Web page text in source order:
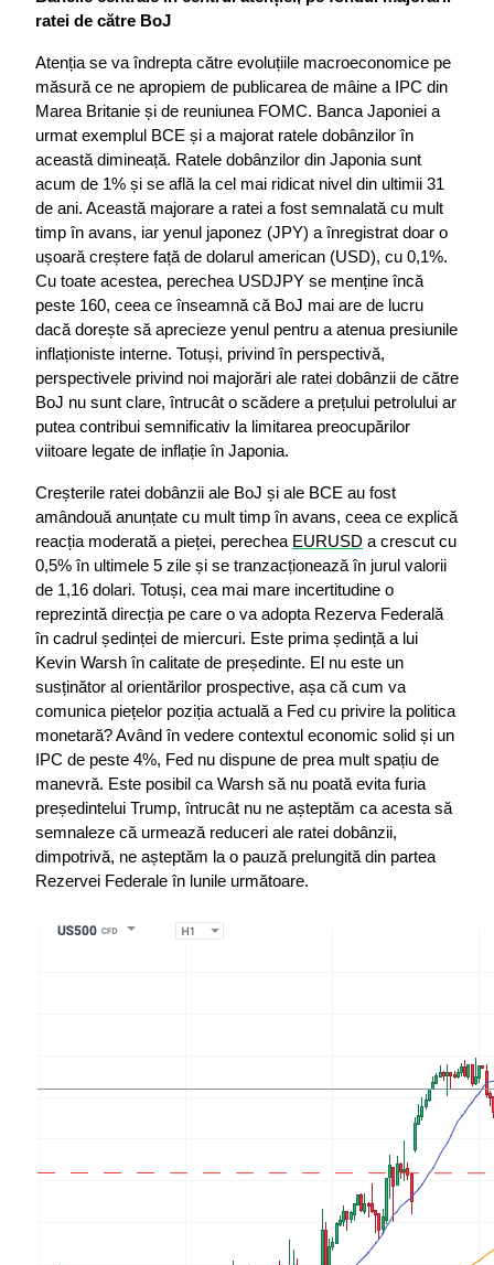
ratei de către BoJ
Atenția se va îndrepta către evoluțiile macroeconomice pe
măsură ce ne apropiem de publicarea de mâine a IPC din
Marea Britanie și de reuniunea FOMC. Banca Japoniei a
urmat exemplul BCE și a majorat ratele dobânzilor în
această dimineață. Ratele dobânzilor din Japonia sunt
acum de 1% și se află la cel mai ridicat nivel din ultimii 31
de ani. Această majorare a ratei a fost semnalată cu mult
timp în avans, iar yenul japonez (JPY) a înregistrat doar o
ușoară creștere față de dolarul american (USD), cu 0,1%.
Cu toate acestea, perechea USDJPY se menține încă
peste 160, ceea ce înseamnă că BoJ mai are de lucru
dacă dorește să aprecieze yenul pentru a atenua presiunile
inflaționiste interne. Totuși, privind în perspectivă,
perspectivele privind noi majorări ale ratei dobânzii de către
BoJ nu sunt clare, întrucât o scădere a prețului petrolului ar
putea contribui semnificativ la limitarea preocupărilor
viitoare legate de inflație în Japonia.
Creșterile ratei dobânzii ale BoJ și ale BCE au fost
amândouă anunțate cu mult timp în avans, ceea ce explică
reacția moderată a pieței, perechea EURUSD a crescut cu
0,5% în ultimele 5 zile și se tranzacționează în jurul valorii
de 1,16 dolari. Totuși, cea mai mare incertitudine o
reprezintă direcția pe care o va adopta Rezerva Federală
în cadrul ședinței de miercuri. Este prima ședință a lui
Kevin Warsh în calitate de președinte. El nu este un
susținător al orientărilor prospective, așa că cum va
comunica piețelor poziția actuală a Fed cu privire la politica
monetară? Având în vedere contextul economic solid și un
IPC de peste 4%, Fed nu dispune de prea mult spațiu de
manevră. Este posibil ca Warsh să nu poată evita furia
președintelui Trump, întrucât nu ne așteptăm ca acesta să
semnaleze că urmează reduceri ale ratei dobânzii,
dimpotrivă, ne așteptăm la o pauză prelungită din partea
Rezervei Federale în lunile următoare.